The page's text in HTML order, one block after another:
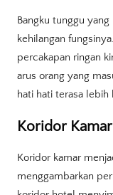
Bangku tunggu
kehilangan
percakapan ringan
arus orang yang
hati hati terasa lebih
Koridor
Koridor kamar
menggambarkan